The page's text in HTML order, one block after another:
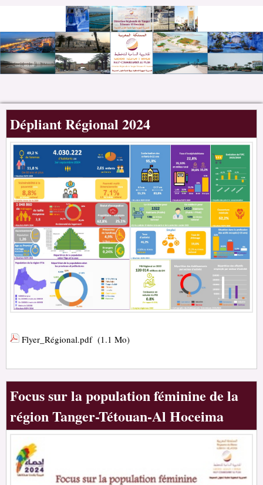
Dépliant Régional 2024
Flyer_Régional.pdf (1.1 Mo)
Focus sur la population féminine de la
région Tanger-Tétouan-Al Hoceima